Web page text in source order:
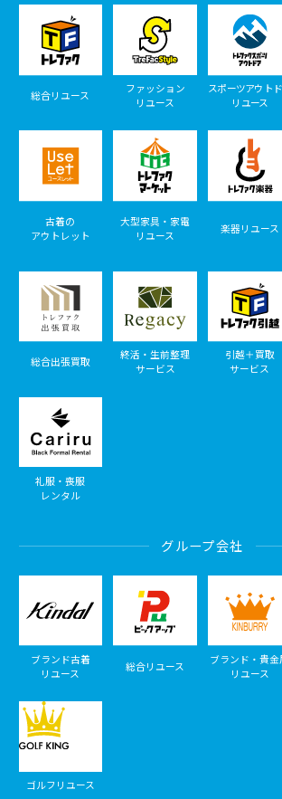
総合リユース
ファッション
リユース
スポーツアウト
リユース
古着の
アウトレット
大型家具・家電
リユース
楽器リユース
総合出張買取
終活・生前整理
サービス
引越＋買取
サービス
礼服・喪服
レンタル
グループ会社
ブランド古着
リユース
総合リユース
ブランド・貴金
リユース
ゴルフリユース